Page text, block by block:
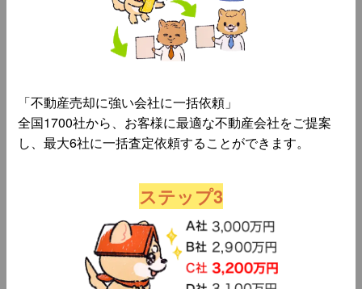
「不動産売却に強い会社に一括依頼」
全国1700社から、お客様に最適な不動産会社をご提案
し、最大6社に一括査定依頼することができます。
ステップ3